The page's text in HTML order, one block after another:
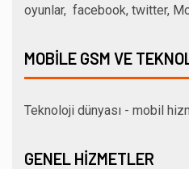
oyunlar, facebook, twitter,
MOBILE GSM VE
Teknoloji dünyası - mobil
GENEL HIZMETLER